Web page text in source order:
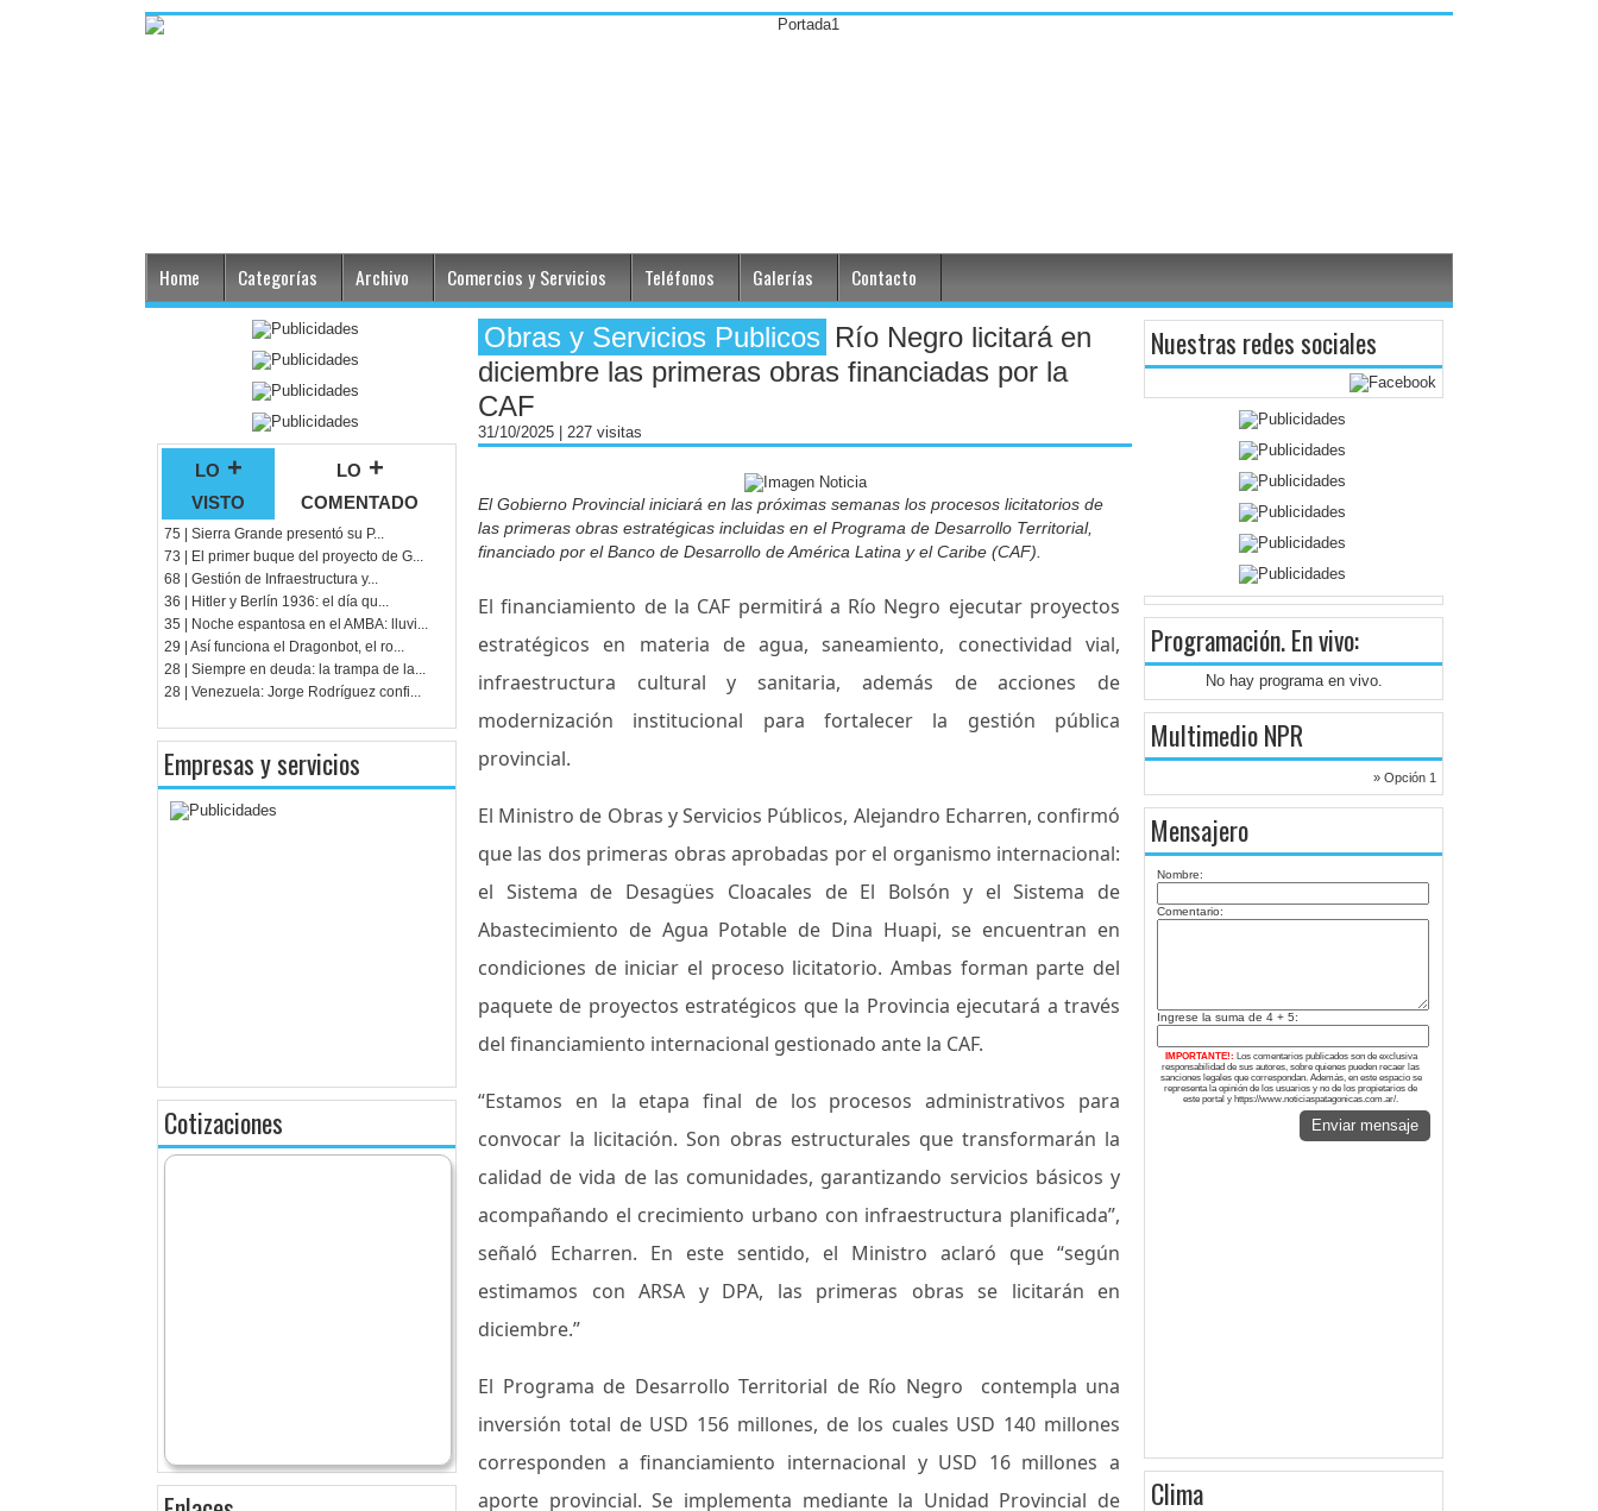
Home Categorías Archivo Comercios y Servicios Teléfonos Galerías Contacto
lo +
visto
lo +
comentado
75 | Sierra Grande presentó su P...
73 | El primer buque del proyecto de G...
68 | Gestión de Infraestructura y...
36 | Hitler y Berlín 1936: el día qu...
35 | Noche espantosa en el AMBA: lluvi...
29 | Así funciona el Dragonbot, el ro...
28 | Siempre en deuda: la trampa de la...
28 | Venezuela: Jorge Rodríguez confi...
Empresas y servicios
Cotizaciones
Obras y Servicios Publicos Río Negro licitará en
diciembre las primeras obras financiadas por la
CAF
31/10/2025 | 227 visitas
El Gobierno Provincial iniciará en las próximas semanas los procesos licitatorios de
las primeras obras estratégicas incluidas en el Programa de Desarrollo Territorial,
financiado por el Banco de Desarrollo de América Latina y el Caribe (CAF).
El financiamiento de la CAF permitirá a Río Negro ejecutar proyectos
estratégicos en materia de agua, saneamiento, conectividad vial,
infraestructura cultural y sanitaria, además de acciones de
modernización institucional para fortalecer la gestión pública
provincial.
El Ministro de Obras y Servicios Públicos, Alejandro Echarren, confirmó
que las dos primeras obras aprobadas por el organismo internacional:
el Sistema de Desagües Cloacales de El Bolsón y el Sistema de
Abastecimiento de Agua Potable de Dina Huapi, se encuentran en
condiciones de iniciar el proceso licitatorio. Ambas forman parte del
paquete de proyectos estratégicos que la Provincia ejecutará a través
del financiamiento internacional gestionado ante la CAF.
“Estamos en la etapa final de los procesos administrativos para
convocar la licitación. Son obras estructurales que transformarán la
calidad de vida de las comunidades, garantizando servicios básicos y
acompañando el crecimiento urbano con infraestructura planificada”,
señaló Echarren. En este sentido, el Ministro aclaró que “según
estimamos con ARSA y DPA, las primeras obras se licitarán en
diciembre.”
El Programa de Desarrollo Territorial de Río Negro contempla una
inversión total de USD 156 millones, de los cuales USD 140 millones
corresponden a financiamiento internacional y USD 16 millones a
aporte provincial. Se implementa mediante la Unidad Provincial de
Nuestras redes sociales
Programación. En vivo:
No hay programa en vivo.
Multimedio NPR
» Opción 1
Mensajero
Nombre:
Comentario:
Ingrese la suma de 4 + 5:
IMPORTANTE!: Los comentarios publicados son de exclusiva
responsabilidad de sus autores, sobre quienes pueden recaer las
sanciones legales que correspondan. Además, en este espacio se
representa la opinión de los usuarios y no de los propietarios de
este portal y https://www.noticiaspatagonicas.com.ar/.
Enviar mensaje
Clima